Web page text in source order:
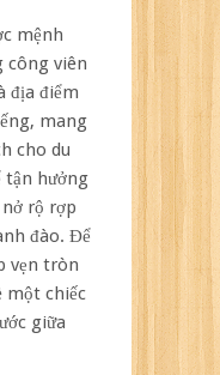
mệnh
công viên
địa điểm
mang
cho du
tận hưởng
rộ rợp
đào. Để
vẹn tròn
một chiếc
giữa